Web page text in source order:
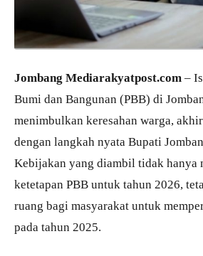
Jombang Mediarakyatpost.com –
Bumi dan Bangunan (PBB) di
menimbulkan keresahan warga,
dengan langkah nyata Bupati
Kebijakan yang diambil tidak hanya
ketetapan PBB untuk tahun 2026,
ruang bagi masyarakat untuk
pada tahun 2025.